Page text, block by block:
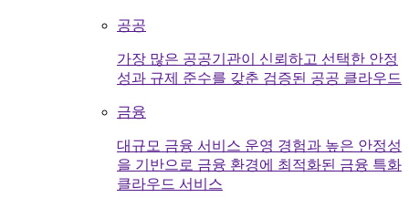
공공
가장 많은 공공기관이 신뢰하고 선택한 안정
성과 규제 준수를 갖춘 검증된 공공 클라우드
금융
대규모 금융 서비스 운영 경험과 높은 안정성
을 기반으로 금융 환경에 최적화된 금융 특화
클라우드 서비스